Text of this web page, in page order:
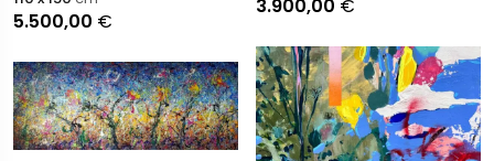
5.500,00 €
3.900,00 €